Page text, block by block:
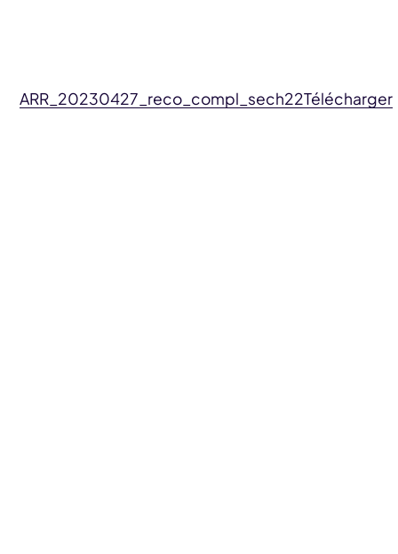
ARR_20230427_reco_compl_sech22Télécharger